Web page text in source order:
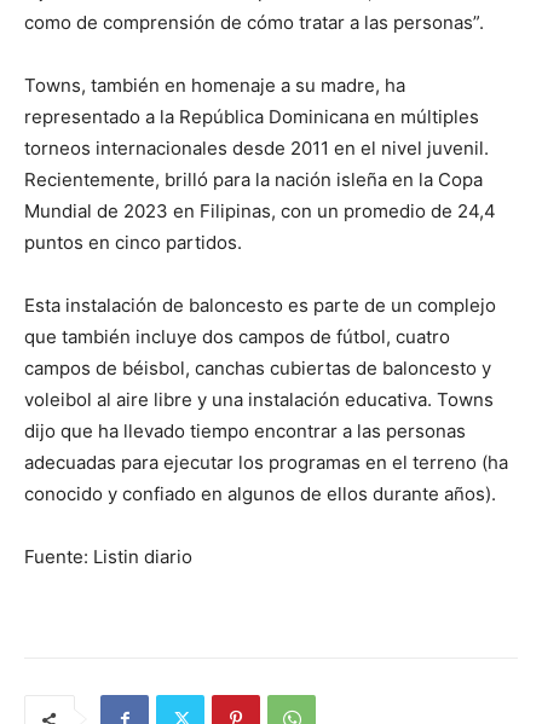
como de comprensión de cómo tratar a las personas”.
Towns, también en homenaje a su madre, ha
representado a la República Dominicana en múltiples
torneos internacionales desde 2011 en el nivel juvenil.
Recientemente, brilló para la nación isleña en la Copa
Mundial de 2023 en Filipinas, con un promedio de 24,4
puntos en cinco partidos.
Esta instalación de baloncesto es parte de un complejo
que también incluye dos campos de fútbol, cuatro
campos de béisbol, canchas cubiertas de baloncesto y
voleibol al aire libre y una instalación educativa. Towns
dijo que ha llevado tiempo encontrar a las personas
adecuadas para ejecutar los programas en el terreno (ha
conocido y confiado en algunos de ellos durante años).
Fuente: Listin diario